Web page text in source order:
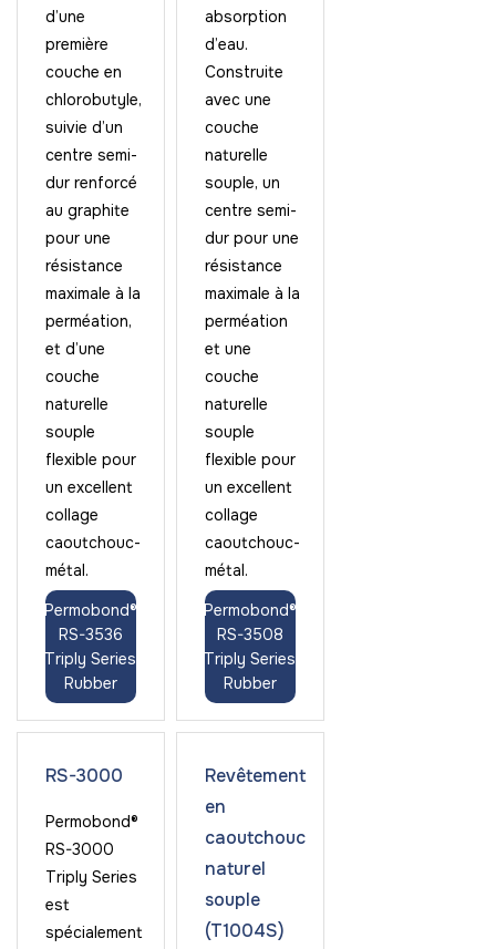
d’une
première
couche en
chlorobutyle,
suivie d’un
centre semi-
dur renforcé
au graphite
pour une
résistance
maximale à la
perméation,
et d’une
couche
naturelle
souple
flexible pour
un excellent
collage
caoutchouc-
métal.
Permobond®
RS-3536
Triply Series
Rubber
absorption
d’eau.
Construite
avec une
couche
naturelle
souple, un
centre semi-
dur pour une
résistance
maximale à la
perméation
et une
couche
naturelle
souple
flexible pour
un excellent
collage
caoutchouc-
métal.
Permobond®
RS-3508
Triply Series
Rubber
RS-3000
Permobond®
RS-3000
Triply Series
est
spécialement
Revêtement
en
caoutchouc
naturel
souple
(T1004S)